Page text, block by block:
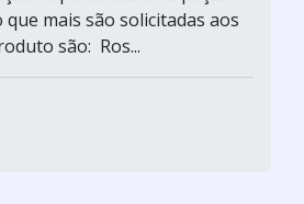
mais são solicitadas aos
são: Ros...